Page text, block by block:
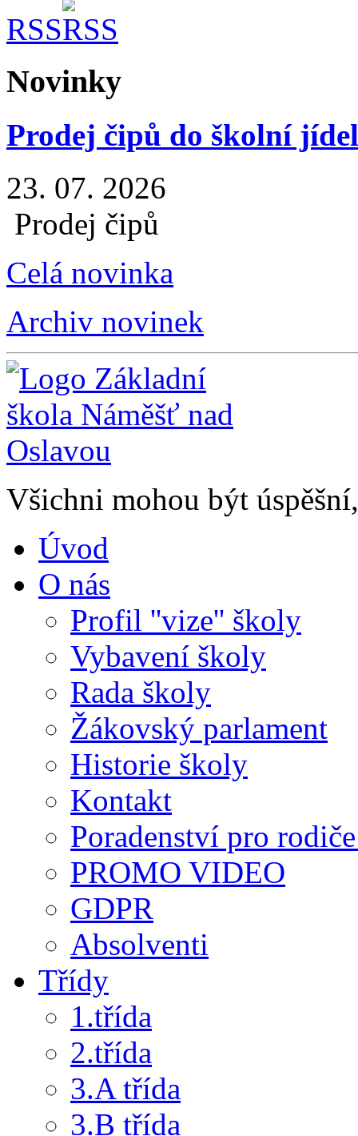
RSS
Novinky
Prodej čipů do školní
23. 07. 2026
Prodej čipů
Celá novinka
Archiv novinek
Všichni mohou být
Úvod
O nás
Profil ''vize'' školy
Vybavení školy
Rada školy
Žákovský parlament
Historie školy
Kontakt
Poradenství pro
PROMO VIDEO
GDPR
Absolventi
Třídy
1.třída
2.třída
3.A třída
3.B třída